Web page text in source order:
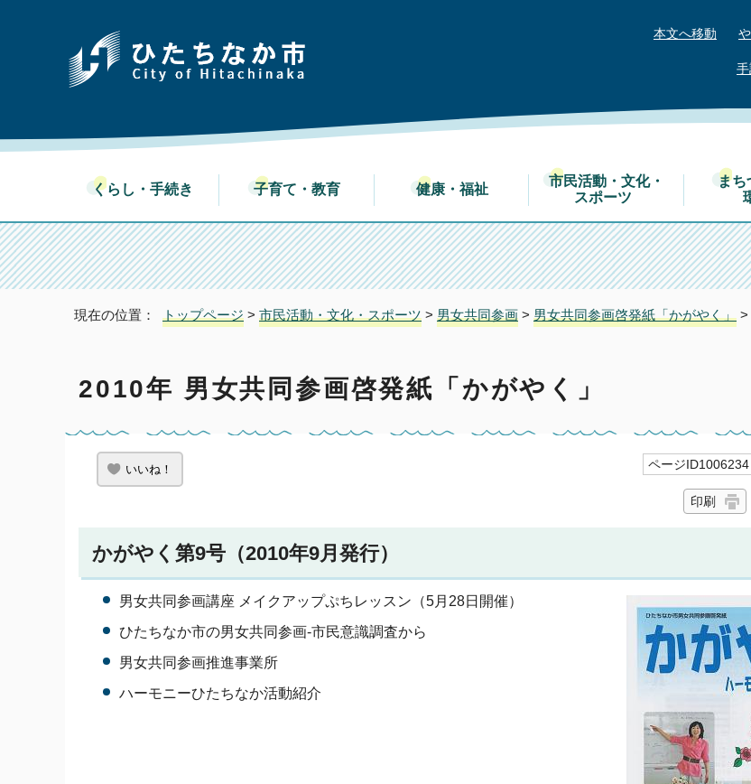
本文へ移動
くらし・手続き 子育て・教育 健康・福祉
市民活動・文化・
スポーツ
ま
現在の位置： トップページ > 市民活動・文化・スポーツ > 男女共同参画 > 男女共同参画啓発紙「かがやく」 >
2010年 男女共同参画啓発紙「かがやく」
いいね！ ページID1006234
印刷
かがやく第9号（2010年9月発行）
男女共同参画講座 メイクアップぷちレッスン（5月28日開催）
ひたちなか市の男女共同参画-市民意識調査から
男女共同参画推進事業所
ハーモニーひたちなか活動紹介